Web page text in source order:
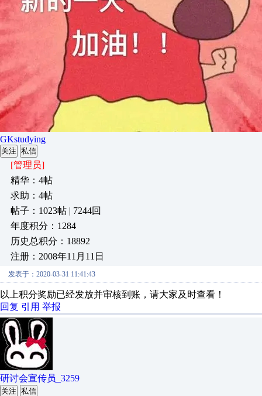
GKstudying
关注 私信
[管理员]
精华：4帖
求助：4帖
帖子：1023帖 | 7244回
年度积分：1284
历史总积分：18892
注册：2008年11月11日
发表于：2020-03-31 11:41:43
以上积分奖励已经发放并审核到账，请大家及时查看！
回复 引用 举报
研讨会宣传员_3259
关注 私信